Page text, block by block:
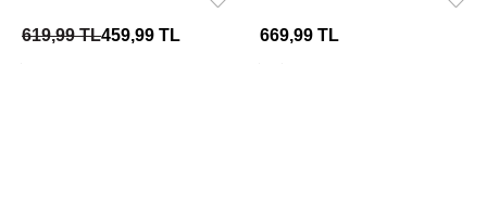
459,99 TL
619,99 TL 669,99 TL